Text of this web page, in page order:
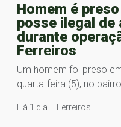
Homem é
posse ilegal de
durante
Ferreiros
Um homem foi preso
quarta-feira (5), no
Há 1 dia – Ferreiros